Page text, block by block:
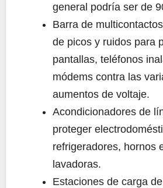
general podría ser de
Barra de
de picos y ruidos para
pantallas, teléfonos
módems contra las
aumentos de voltaje.
Acondicionadores de
proteger
refrigeradores, hornos
lavadoras.
Estaciones de carga